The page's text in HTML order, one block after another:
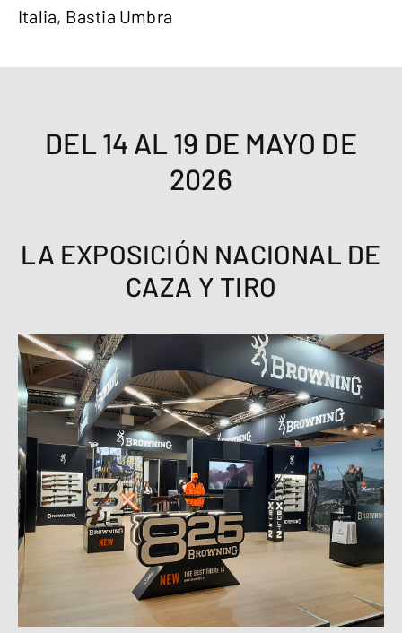
Italia, Bastia Umbra
DEL 14 AL 19 DE MAYO DE
2026
LA EXPOSICIÓN NACIONAL DE
CAZA Y TIRO